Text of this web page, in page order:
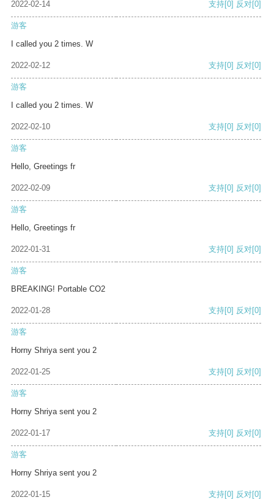
2022-02-14 支持[0] 反对[0]
游客
I called you 2 times. W
2022-02-12 支持[0] 反对[0]
游客
I called you 2 times. W
2022-02-10 支持[0] 反对[0]
游客
Hello, Greetings fr
2022-02-09 支持[0] 反对[0]
游客
Hello, Greetings fr
2022-01-31 支持[0] 反对[0]
游客
BREAKING! Portable CO2
2022-01-28 支持[0] 反对[0]
游客
Horny Shriya sent you 2
2022-01-25 支持[0] 反对[0]
游客
Horny Shriya sent you 2
2022-01-17 支持[0] 反对[0]
游客
Horny Shriya sent you 2
2022-01-15 支持[0] 反对[0]